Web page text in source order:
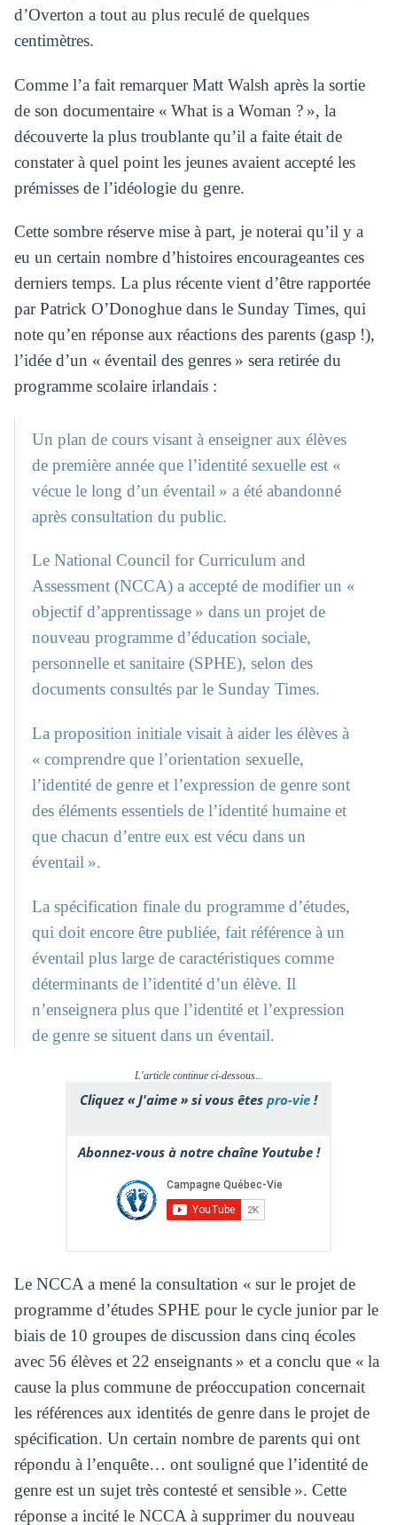
d’Overton a tout au plus reculé de quelques
centimètres.
Comme l’a fait remarquer Matt Walsh après la sortie
de son documentaire « What is a Woman ? », la
découverte la plus troublante qu’il a faite était de
constater à quel point les jeunes avaient accepté les
prémisses de l’idéologie du genre.
Cette sombre réserve mise à part, je noterai qu’il y a
eu un certain nombre d’histoires encourageantes ces
derniers temps. La plus récente vient d’être rapportée
par Patrick O’Donoghue dans le Sunday Times, qui
note qu’en réponse aux réactions des parents (gasp !),
l’idée d’un « éventail des genres » sera retirée du
programme scolaire irlandais :
Un plan de cours visant à enseigner aux élèves
de première année que l’identité sexuelle est «
vécue le long d’un éventail » a été abandonné
après consultation du public.
Le National Council for Curriculum and
Assessment (NCCA) a accepté de modifier un «
objectif d’apprentissage » dans un projet de
nouveau programme d’éducation sociale,
personnelle et sanitaire (SPHE), selon des
documents consultés par le Sunday Times.
La proposition initiale visait à aider les élèves à
« comprendre que l’orientation sexuelle,
l’identité de genre et l’expression de genre sont
des éléments essentiels de l’identité humaine et
que chacun d’entre eux est vécu dans un
éventail ».
La spécification finale du programme d’études,
qui doit encore être publiée, fait référence à un
éventail plus large de caractéristiques comme
déterminants de l’identité d’un élève. Il
n’enseignera plus que l’identité et l’expression
de genre se situent dans un éventail.
L'article continue ci-dessous...
Cliquez « J'aime » si vous êtes pro-vie !
Abonnez-vous à notre chaîne Youtube !
Le NCCA a mené la consultation « sur le projet de
programme d’études SPHE pour le cycle junior par le
biais de 10 groupes de discussion dans cinq écoles
avec 56 élèves et 22 enseignants » et a conclu que « la
cause la plus commune de préoccupation concernait
les références aux identités de genre dans le projet de
spécification. Un certain nombre de parents qui ont
répondu à l’enquête… ont souligné que l’identité de
genre est un sujet très contesté et sensible ». Cette
réponse a incité le NCCA à supprimer du nouveau